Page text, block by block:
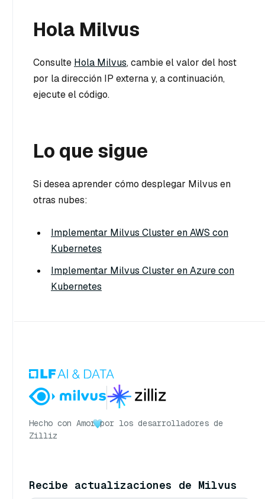
Hola Milvus
Consulte Hola Milvus, cambie el valor del host
por la dirección IP externa y, a continuación,
ejecute el código.
Lo que sigue
Si desea aprender cómo desplegar Milvus en
otras nubes:
Implementar Milvus Cluster en AWS con
Kubernetes
Implementar Milvus Cluster en Azure con
Kubernetes
Hecho con Amor por los desarrolladores de
Zilliz
Recibe actualizaciones de Milvus